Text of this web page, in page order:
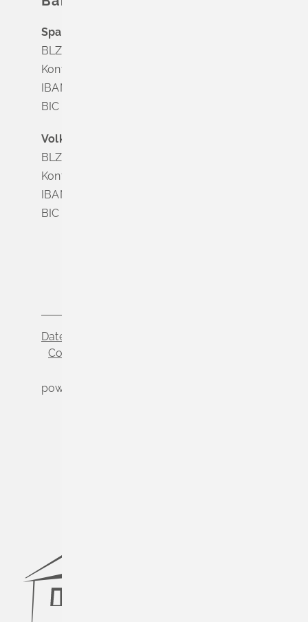
Sparkasse Markgräflerland Müllheim
BLZ 683 518 65
Konto Nr. 8 028 524
IBAN DE63 6835 1865 0008 0285 24
BIC SOLADES1MGL
Volksbank Dreiländereck
BLZ 683 900 00
Konto Nr. 3 500 004
IBAN DE56 6839 0000 0003 5000 04
BIC VOLODE66
Datenschutz
Cookie-Einstellungen
powered by